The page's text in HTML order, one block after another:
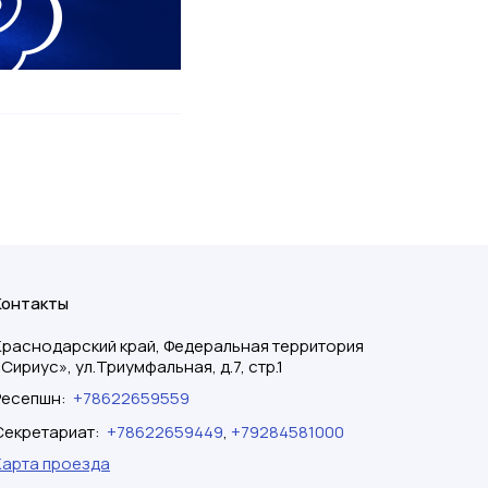
край, Федеральная территория
ул.Триумфальная, д.7, стр.1
: +78622659559
: +78622659449, +79284581000
проезда